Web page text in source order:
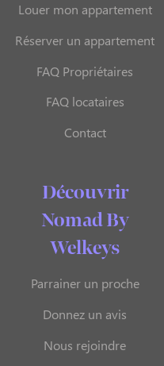
Louer mon appartement
Réserver un appartement
FAQ Propriétaires
FAQ locataires
Contact
Découvrir
Nomad By
Welkeys
Parrainer un proche
Donnez un avis
Nous rejoindre